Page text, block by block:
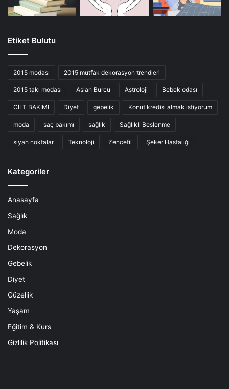
Etiket Bulutu
2015 modası 2015 mutfak dekorasyon trendleri
2015 takı modası Aslan Burcu Astroloji Bebek odası
CİLT BAKIMI Diyet gebelik Konut kredisi almak istiyorum
moda saç bakımı sağlık Sağlıklı Beslenme
siyah noktalar Teknoloji Zencefil Şeker Hastalığı
Kategoriler
Anasayfa
Sağlık
Moda
Dekorasyon
Gebelik
Diyet
Güzellik
Yaşam
Eğitim & Kurs
Gizlilik Politikası